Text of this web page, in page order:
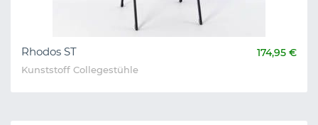
Rhodos ST 174,95 €
Kunststoff Collegestühle